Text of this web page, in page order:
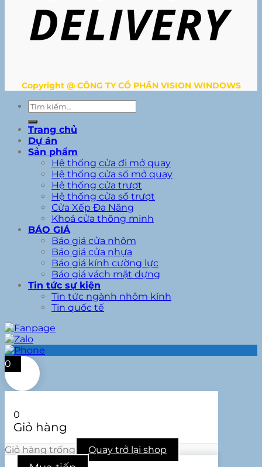
Copyright @ CÔNG TY CỔ PHẦN VISION WINDOWS
Tìm
kiếm:
Trang chủ
Dự án
Sản phẩm
Hệ thống cửa đi mở quay
Hệ thống cửa sổ mở quay
Hệ thống cửa trượt
Hệ thống cửa sổ trượt
Cửa Xếp Đa Năng
Khoá cửa thông minh
BÁO GIÁ
Báo giá cửa nhôm
Báo giá cửa nhựa
Báo giá kính cường lực
Báo giá vách mặt dựng
Tin tức sự kiện
Tin tức ngành nhôm kính
Tin quốc tế
0
0
Giỏ hàng
Giỏ hàng trống Quay trở lại shop